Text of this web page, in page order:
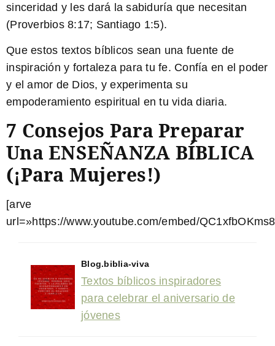
sinceridad y les dará la sabiduría que necesitan
(Proverbios 8:17; Santiago 1:5).
Que estos textos bíblicos sean una fuente de
inspiración y fortaleza para tu fe. Confía en el poder
y el amor de Dios, y experimenta su
empoderamiento espiritual en tu vida diaria.
7 Consejos Para Preparar
Una ENSEÑANZA BÍBLICA
(¡para Mujeres!)
[arve
url=»https://www.youtube.com/embed/
Blog.biblia-viva
Textos bíblicos inspiradores
para celebrar el aniversario de
jóvenes